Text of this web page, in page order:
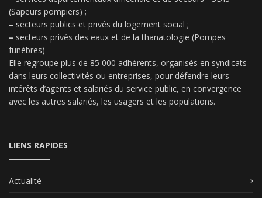
(Sapeurs pompiers) ;
– secteurs publics et privés du logement social ;
– secteurs privés des eaux et de la thanatologie (Pompes
funèbres)
Elle regroupe plus de 85 000 adhérents, organisés en syndicats
dans leurs collectivités ou entreprises, pour défendre leurs
intérêts d’agents et salariés du service public, en convergence
avec les autres salariés, les usagers et les populations.
LIENS RAPIDES
Actualité